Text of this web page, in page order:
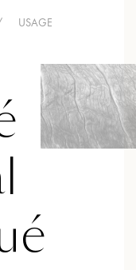
USAGE